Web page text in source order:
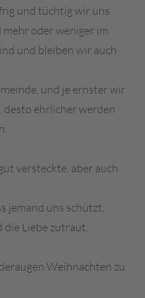
und tüchtig wir uns
mehr oder weniger im
und bleiben wir auch
und je ernster wir
desto ehrlicher werden
versteckte, aber auch
jemand uns schützt,
die Liebe zutraut.
Weihnachten zu